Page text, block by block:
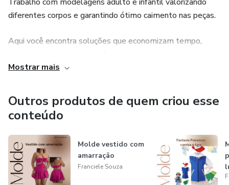
diferentes corpos e garantindo ótimo caimento nas peças.
Aqui você encontra soluções que economizam tempo,
acabamento profissional — seja para uso próprio ou para
Mostrar mais
Outros produtos de quem criou esse
conteúdo
Molde vestido com
amarração
Franciele Souza